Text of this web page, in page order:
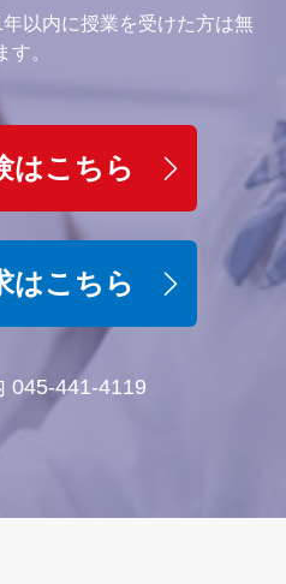
な指導を行わせていただきま
で配布されるお便りに、定期
び写真入で掲載させていただ
お誘い・イベントへの参加呼
めに上記情報⑥を利用させてい
関して、法令に基づく場合を
供は一切致しません。
関して、利用目的の範囲内に
社へ委託する場合がございま
以内に授業を受けた方は無
。
はこちら
はこちら
045-441-4119